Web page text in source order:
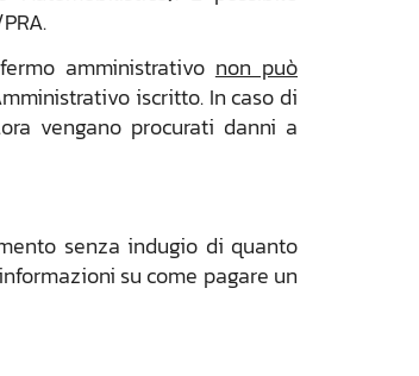
amministrativo non può
iscritto. In caso di
vengano procurati danni a
senza indugio di quanto
su come pagare un